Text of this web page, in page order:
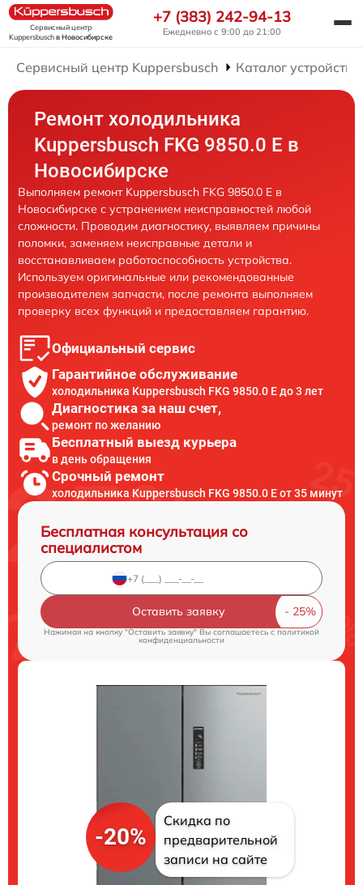
Сервисный центр
Kuppersbuschв Новосибирске
+7 (383) 242-94-13
Ежедневно с 9:00 до 21:00
Сервисный центр Kuppersbusch Каталог устройств
Ремонт холодильника
Kuppersbusch FKG 9850.0 E в
Новосибирске
Выполняем ремонт Kuppersbusch FKG 9850.0 E в
Новосибирске с устранением неисправностей любой
сложности. Проводим диагностику, выявляем причины
поломки, заменяем неисправные детали и
восстанавливаем работоспособность устройства.
Используем оригинальные или рекомендованные
производителем запчасти, после ремонта выполняем
проверку всех функций и предоставляем гарантию.
Официальный сервис
Гарантийное обслуживание
холодильника Kuppersbusch FKG 9850.0 E до 3 лет
Диагностика за наш счет,
ремонт по желанию
Бесплатный выезд курьера
в день обращения
Срочный ремонт
холодильника Kuppersbusch FKG 9850.0 E от 35 минут
Бесплатная консультация со
специалистом
Оставить заявку
Нажимая на кнопку "Оставить заявку" Вы соглашаетесь c политикой
конфиденциальности
-20%
Скидка по
предварительной
записи на сайте